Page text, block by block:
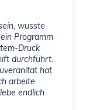
wusste
Programm
Druck
durchführt.
hat
arbeite
endlich